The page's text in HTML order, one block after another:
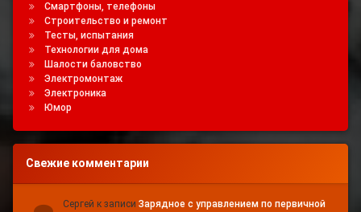
Смартфоны, телефоны
Строительство и ремонт
Тесты, испытания
Технологии для дома
Шалости баловство
Электромонтаж
Электроника
Юмор
Свежие комментарии
Сергей к записи Зарядное с управлением по первичной